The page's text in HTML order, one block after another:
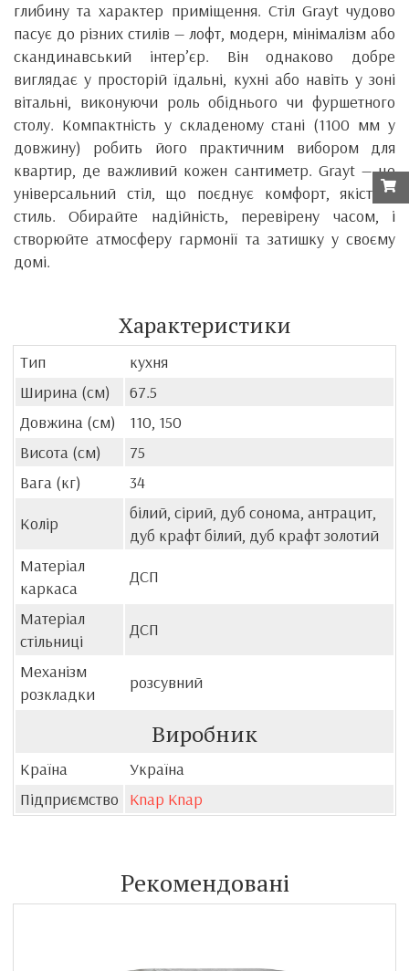
глибину та характер приміщення. Стіл Grayt чудово
пасує до різних стилів — лофт, модерн, мінімалізм або
скандинавський інтер’єр. Він однаково добре
виглядає у просторій їдальні, кухні або навіть у зоні
вітальні, виконуючи роль обіднього чи фуршетного
столу. Компактність у складеному стані (1100 мм у
довжину) робить його практичним вибором для
квартир, де важливий кожен сантиметр. Grayt — це
універсальний стіл, що поєднує комфорт, якість і
стиль. Обирайте надійність, перевірену часом, і
створюйте атмосферу гармонії та затишку у своєму
домі.
Характеристики
Тип
кухня
Ширина (см)
67.5
Довжина (см)
110, 150
Висота (см)
75
Вага (кг)
34
Колір
білий, сірий, дуб сонома, антрацит,
дуб крафт білий, дуб крафт золотий
Матеріал
каркаса
ДСП
Матеріал
стільниці
ДСП
Механізм
розкладки
розсувний
Виробник
Країна
Україна
Підприємство
Knap Knap
Рекомендовані